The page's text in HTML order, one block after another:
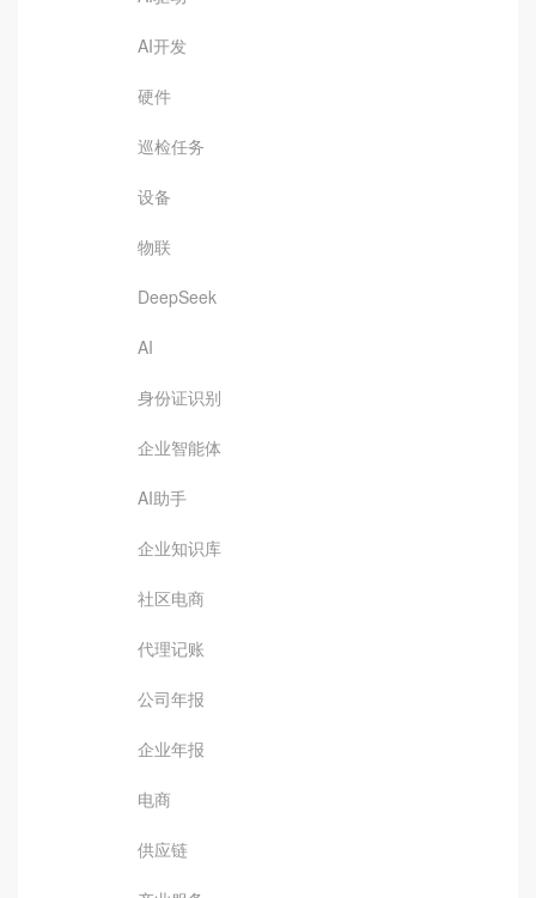
AI开发
硬件
巡检任务
设备
物联
DeepSeek
AI
身份证识别
企业智能体
AI助手
企业知识库
社区电商
代理记账
公司年报
企业年报
电商
供应链